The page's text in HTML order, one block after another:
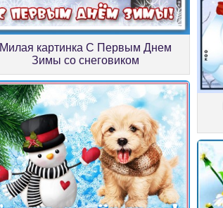
Милая картинка С Первым Днем
Зимы со снеговиком